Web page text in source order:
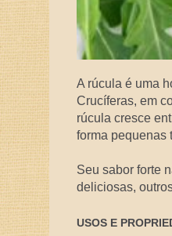
A rúcula é uma
Crucíferas, em
rúcula cresce
forma pequenas
Seu sabor forte
deliciosas,
USOS E